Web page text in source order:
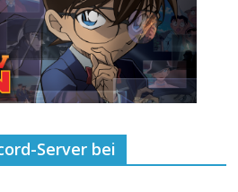
Server bei